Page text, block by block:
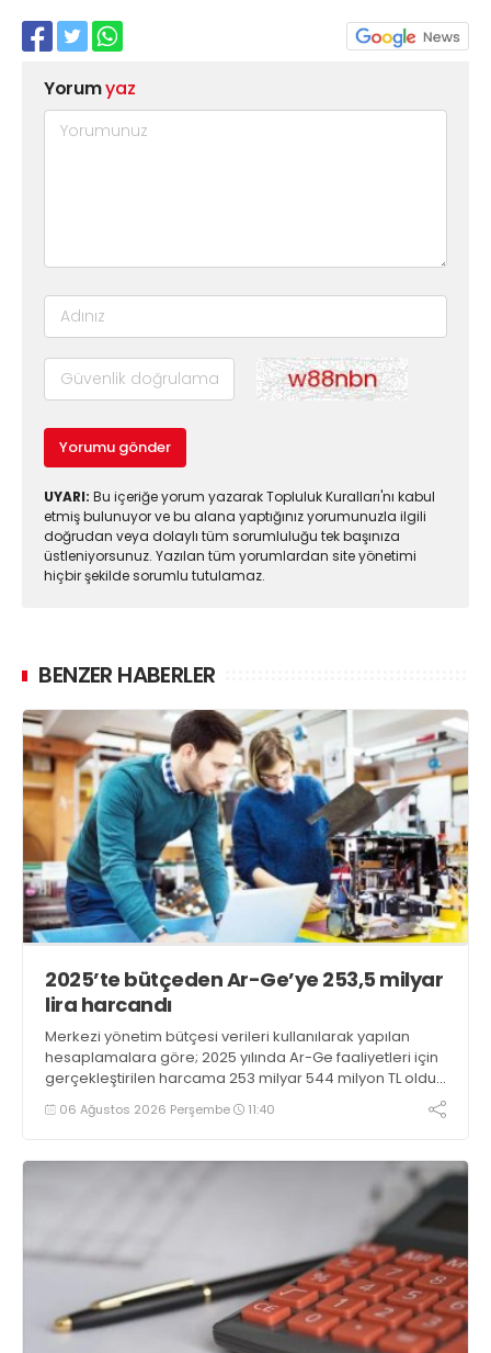
Yorumyaz
Yorumu gönder
UYARI: Bu içeriğe yorum yazarak Topluluk Kuralları'nı kabul
etmiş bulunuyor ve bu alana yaptığınız yorumunuzla ilgili
doğrudan veya dolaylı tüm sorumluluğu tek başınıza
üstleniyorsunuz. Yazılan tüm yorumlardan site yönetimi
hiçbir şekilde sorumlu tutulamaz.
BENZER HABERLER
2025’te bütçeden Ar-Ge’ye 253,5 milyar
lira harcandı
Merkezi yönetim bütçesi verileri kullanılarak yapılan
hesaplamalara göre; 2025 yılında Ar-Ge faaliyetleri için
gerçekleştirilen harcama 253 milyar 544 milyon TL oldu.
Ar-Ge harcamalarının merkezi yönetim bütçesi
içerisindeki oranı yüzde 1,58 oldu
06 Ağustos 2026 Perşembe 11:40